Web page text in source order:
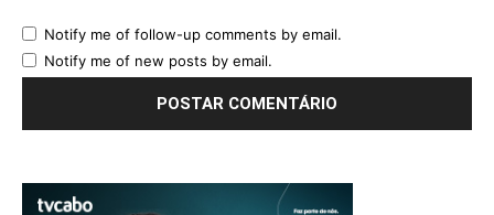
Notify me of follow-up comments by email.
Notify me of new posts by email.